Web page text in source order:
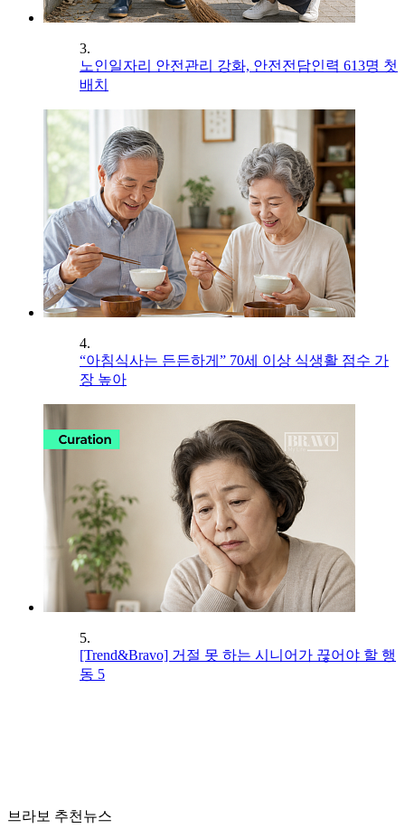
3.
노인일자리 안전관리 강화, 안전전담인력 613명 첫
배치
4.
“아침식사는 든든하게” 70세 이상 식생활 점수 가
장 높아
5.
[Trend&Bravo] 거절 못 하는 시니어가 끊어야 할 행
동 5
브라보 추천뉴스